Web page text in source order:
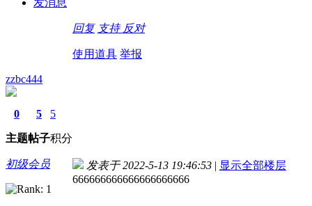
回复 支持 反对
使用道具 举报
zzbc444
0
主题
5
帖子
5
积分
初级会员 发表于 2022-5-13 19:46:53 | 显示全部楼层
666666666666666666666